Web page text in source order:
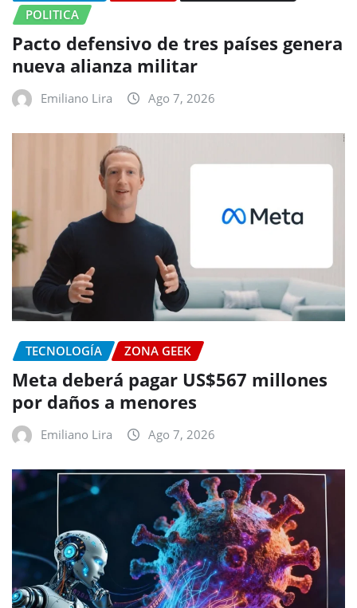
POLITICA
Pacto defensivo de tres países genera
nueva alianza militar
Emiliano Lira Ago 7, 2026
TECNOLOGÍA ZONA GEEK
Meta deberá pagar US$567 millones
por daños a menores
Emiliano Lira Ago 7, 2026